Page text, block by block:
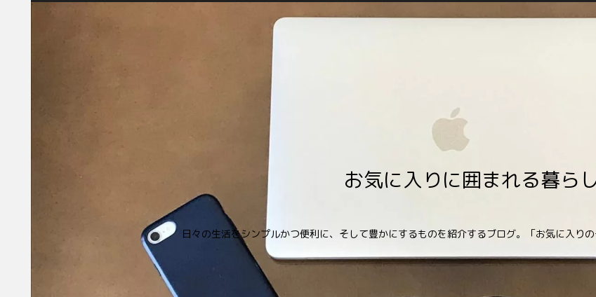
お気に入りに囲まれる暮ら
日々の生活をシンプルかつ便利に、そして豊かにするものを紹介するブログ。「お気に入り